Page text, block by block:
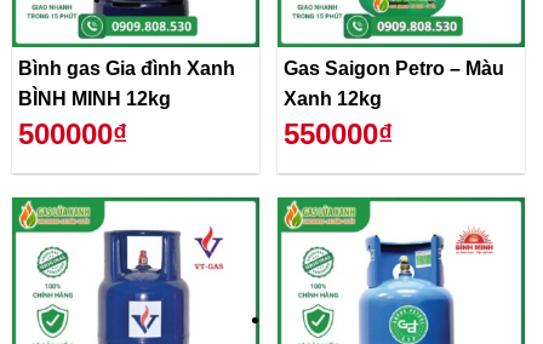
Bình gas Gia đình Xanh
BÌNH MINH 12kg
500000₫
Gas Saigon Petro – Màu
Xanh 12kg
550000₫